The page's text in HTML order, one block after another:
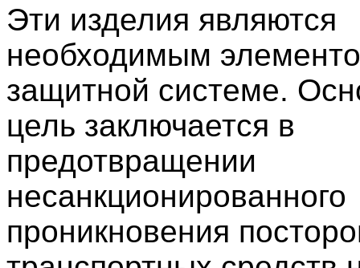
Эти изделия являются
необходимым
защитной системе.
цель заключается в
предотвращении
несанкционированного
проникновения